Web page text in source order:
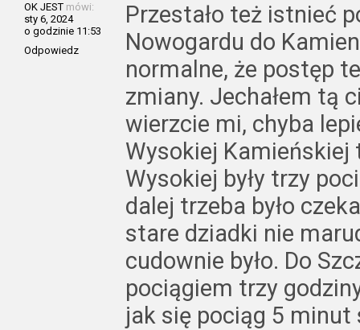
OK JEST mówi:
sty 6, 2024
o godzinie 11:53
Odpowiedz
Przestało też istnieć
Nowogardu do
normalne, że postęp
zmiany. Jechałem tą
wierzcie mi, chyba
Wysokiej Kamieńskiej
Wysokiej były trzy
dalej trzeba było
stare dziadki nie
cudownie było. Do
pociągiem trzy
jak się pociąg 5 minut